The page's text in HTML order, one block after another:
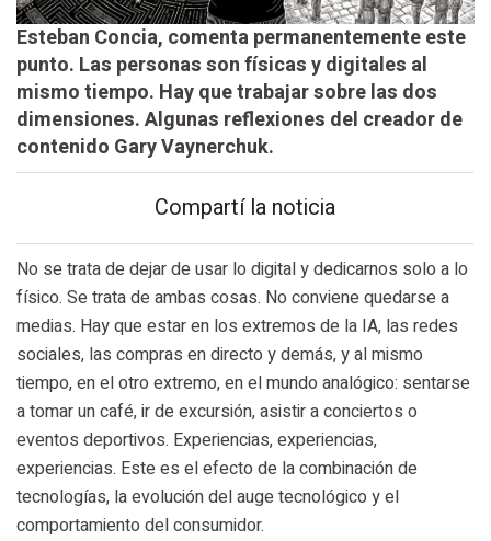
Esteban Concia, comenta permanentemente este
punto. Las personas son físicas y digitales al
mismo tiempo. Hay que trabajar sobre las dos
dimensiones. Algunas reflexiones del creador de
contenido Gary Vaynerchuk.
Compartí la noticia
No se trata de dejar de usar lo digital y dedicarnos solo a lo
físico. Se trata de ambas cosas. No conviene quedarse a
medias. Hay que estar en los extremos de la IA, las redes
sociales, las compras en directo y demás, y al mismo
tiempo, en el otro extremo, en el mundo analógico: sentarse
a tomar un café, ir de excursión, asistir a conciertos o
eventos deportivos. Experiencias, experiencias,
experiencias. Este es el efecto de la combinación de
tecnologías, la evolución del auge tecnológico y el
comportamiento del consumidor.